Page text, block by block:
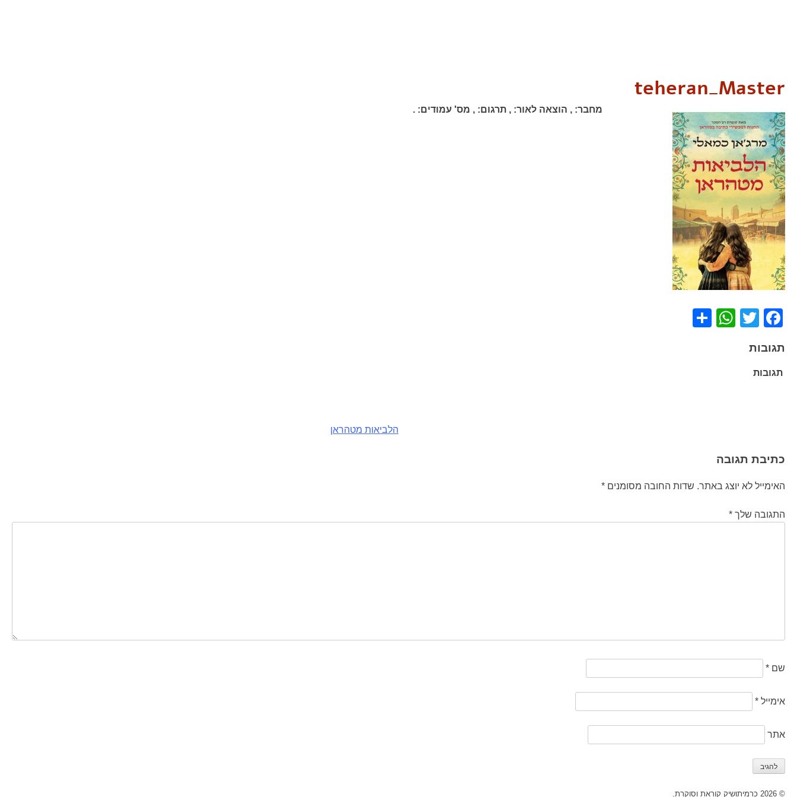
teheran_Master
מחבר: , הוצאה לאור: , תרגום: , מס' עמודים: .
Facebook
Twitter
WhatsApp
תגובות
תגובות
הלביאות מטהראן
כתיבת תגובה
האימייל לא יוצג באתר. שדות החובה מסומנים *
התגובה שלך *
שם *
אימייל *
אתר
© 2026 כרמיתושיק קוראת וסוקרת.